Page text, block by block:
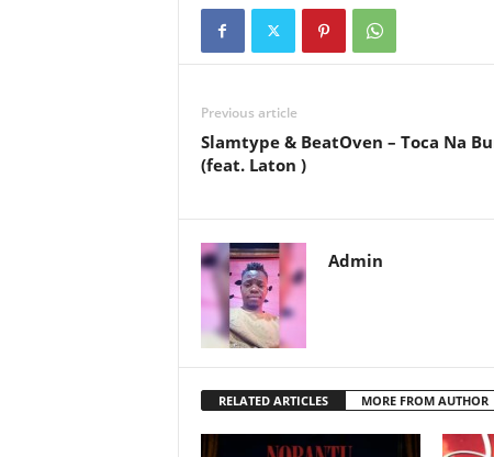
Previous article
Slamtype & BeatOven – Toca Na
(feat. Laton )
Admin
RELATED ARTICLES MORE FROM AUTHOR